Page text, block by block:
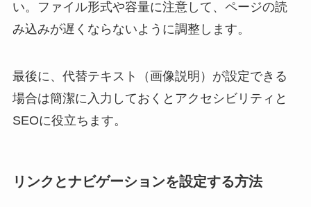
い。ファイル形式や容量に注意して、ページの読
み込みが遅くならないように調整します。
最後に、代替テキスト（画像説明）が設定できる
場合は簡潔に入力しておくとアクセシビリティと
SEOに役立ちます。
リンクとナビゲーションを設定する方法